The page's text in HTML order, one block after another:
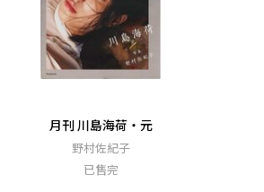
月刊 川島海荷・元
野村佐紀子
已售完